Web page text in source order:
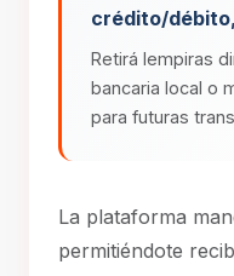
crédito/
Retirá lempiras
bancaria local o
para futuras
La plataforma
permitiéndote